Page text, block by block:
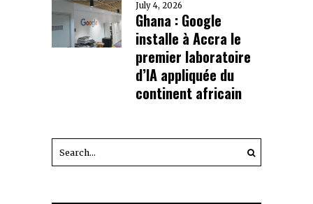
July 4, 2026
Ghana : Google
installe à Accra le
premier laboratoire
d’IA appliquée du
continent africain